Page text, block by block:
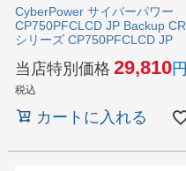
CyberPower サイバーパワー
CP750PFCLCD JP Backup CR
シリーズ CP750PFCLCD JP
当店特別価格 29,810
税込
カートに入れる